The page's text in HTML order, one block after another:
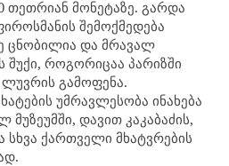
თეთრიან მონეტაზე. გარდა
შემოქმედება
ცნობილია და მრავალ
შუქი, როგორიცაა პარიზში
გამოფენა.
უმრავლესობა ინახება
დავით კაკაბაძის,
ქართველი მხატვრების